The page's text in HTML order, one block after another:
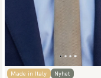
Made in Italy Nyhet